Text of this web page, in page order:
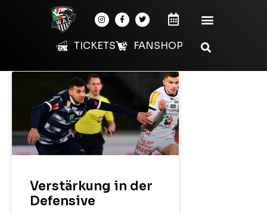
TICKETS FANSHOP
Verstärkung in der
Defensive